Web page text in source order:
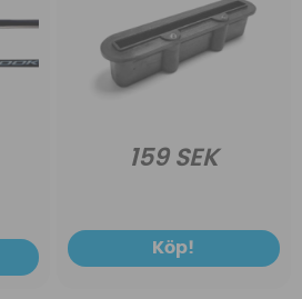
159 SEK
Köp!